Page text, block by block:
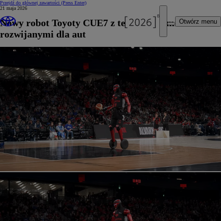
Przejdź do głównej zawartości (Press Enter)
Otwórz menu
21 maja 2026
Nowy robot Toyoty CUE7 z technologiami
rozwijanymi dla aut